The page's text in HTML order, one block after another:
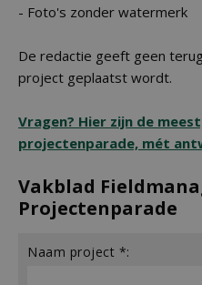
- Foto's zonder watermerk
De redactie geeft geen
project geplaatst wordt.
Vragen? Hier zijn de
projectenparade, mét
Vakblad
Projectenparade
Naam project *: